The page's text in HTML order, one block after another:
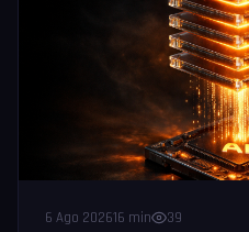
6 Ago 202616 min 39